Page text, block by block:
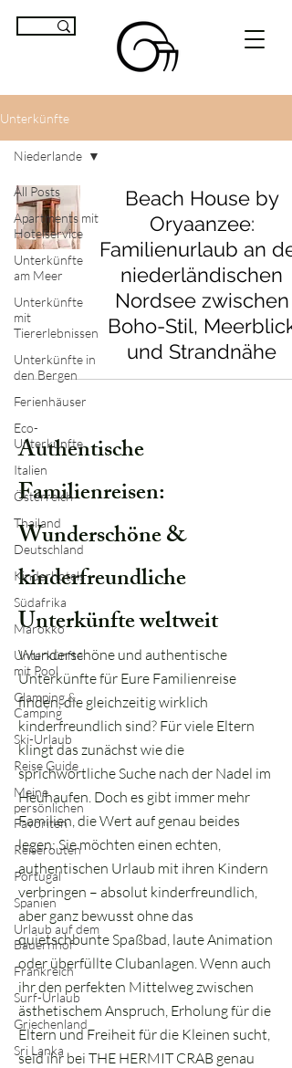
Unterkünfte
All Posts
Apartments mit
Hotelservice
Unterkünfte
am Meer
Unterkünfte
mit
Tiererlebnissen
Unterkünfte in
den Bergen
Ferienhäuser
Eco-
Unterkünfte
Italien
Österreich
Thailand
Deutschland
Kinderhotels
Südafrika
Marokko
Unterkünfte
mit Pool
Glamping &
Camping
Ski-Urlaub
Reise Guide
Meine
persönlichen
Favoriten
Reiserouten
Portugal
Spanien
Urlaub auf dem
Bauernhof
Frankreich
Surf-Urlaub
Griechenland
Sri Lanka
Niederlande
Beach House by
Oryaanzee:
Familienurlaub an der
niederländischen
Nordsee zwischen
Boho-Stil, Meerblick
und Strandnähe
Authentische
Familienreisen:
Wunderschöne &
kinderfreundliche
Unterkünfte weltweit
Wunderschöne und authentische
Unterkünfte für Eure Familienreise
finden, die gleichzeitig wirklich
kinderfreundlich sind? Für viele Eltern
klingt das zunächst wie die
sprichwörtliche Suche nach der Nadel im
Heuhaufen. Doch es gibt immer mehr
Familien, die Wert auf genau beides
legen: Sie möchten einen echten,
authentischen Urlaub mit ihren Kindern
verbringen – absolut kinderfreundlich,
aber ganz bewusst ohne das
quietschbunte Spaßbad, laute Animation
oder überfüllte Clubanlagen. Wenn auch
ihr den perfekten Mittelweg zwischen
ästhetischem Anspruch, Erholung für die
Eltern und Freiheit für die Kleinen sucht,
seid ihr bei THE HERMIT CRAB genau